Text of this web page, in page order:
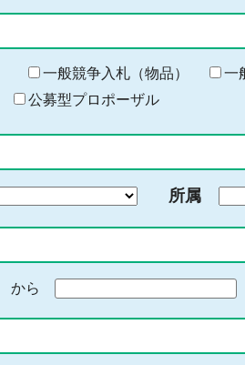
一般競争入札（物品）
一
公募型プロポーザル
所属
から
終